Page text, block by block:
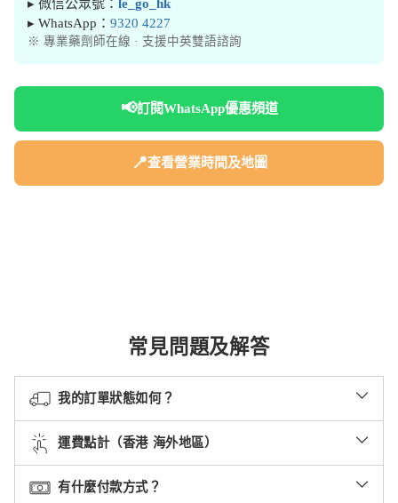
▸ 微信公眾號： le_go_hk
▸ WhatsApp： 9320 4227
※ 專業藥劑師在線 · 支援中英雙語諮詢
📢訂閱WhatsApp優惠頻道
📍查看營業時間及地圖
常見問題及解答
我的訂單狀態如何？
運費點計（香港 海外地區）
有什麼付款方式？